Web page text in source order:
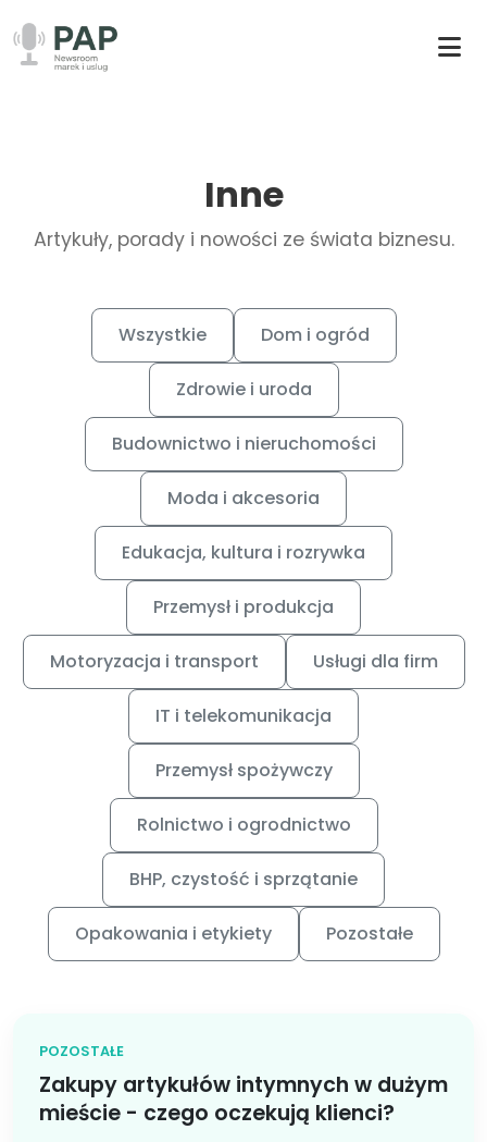
Inne
Artykuły, porady i nowości ze świata biznesu.
Wszystkie Dom i ogród
Zdrowie i uroda
Budownictwo i nieruchomości
Moda i akcesoria
Edukacja, kultura i rozrywka
Przemysł i produkcja
Motoryzacja i transport Usługi dla firm
IT i telekomunikacja
Przemysł spożywczy
Rolnictwo i ogrodnictwo
BHP, czystość i sprzątanie
Opakowania i etykiety Pozostałe
POZOSTAŁE
Zakupy artykułów intymnych w dużym
mieście - czego oczekują klienci?